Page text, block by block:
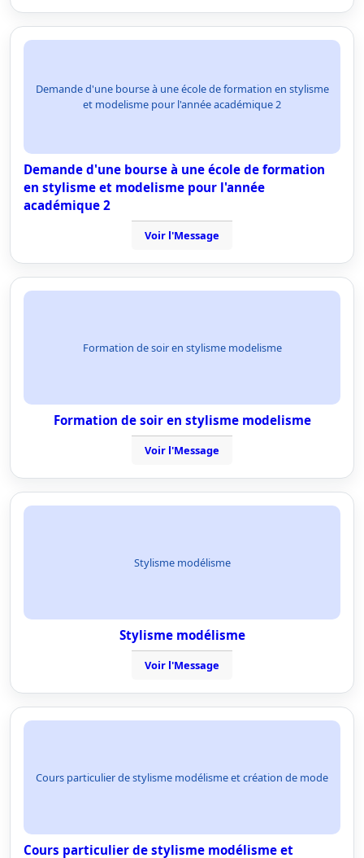
Demande d'une bourse à une école de formation en stylisme
et modelisme pour l'année académique 2
Demande d'une bourse à une école de formation
en stylisme et modelisme pour l'année
académique 2
Voir l'Message
Formation de soir en stylisme modelisme
Formation de soir en stylisme modelisme
Voir l'Message
Stylisme modélisme
Stylisme modélisme
Voir l'Message
Cours particulier de stylisme modélisme et création de mode
Cours particulier de stylisme modélisme et